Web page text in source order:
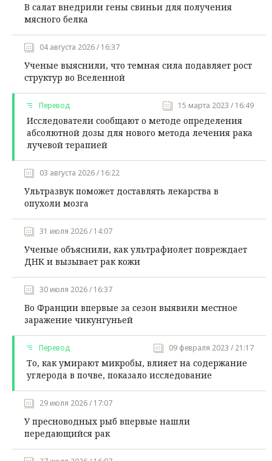
В салат внедрили гены свиньи для получения
мясного белка
04 августа 2026 / 16:37
Ученые выяснили, что темная сила подавляет рост
структур во Вселенной
Перевод 15 марта 2023 / 16:49
Исследователи сообщают о методе определения
абсолютной дозы для нового метода лечения рака
лучевой терапией
03 августа 2026 / 16:22
Ультразвук поможет доставлять лекарства в
опухоли мозга
31 июля 2026 / 14:07
Ученые объяснили, как ультрафиолет повреждает
ДНК и вызывает рак кожи
30 июля 2026 / 16:37
Во Франции впервые за сезон выявили местное
заражение чикунгуньей
Перевод 09 февраля 2023 / 21:17
То, как умирают микробы, влияет на содержание
углерода в почве, показало исследование
29 июля 2026 / 17:07
У пресноводных рыб впервые нашли
передающийся рак